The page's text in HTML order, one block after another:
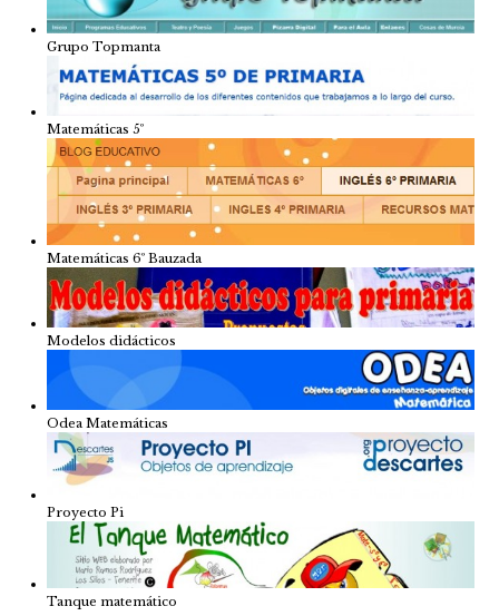
Grupo Topmanta
Matemáticas 5º
Matemáticas 6º Bauzada
Modelos didácticos
Odea Matemáticas
Proyecto Pi
Tanque matemático